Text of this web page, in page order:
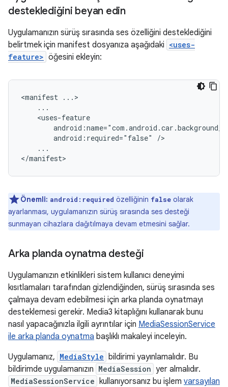
desteklediğini beyan edin
Uygulamanızın sürüş sırasında ses özelliğini desteklediğini
belirtmek için manifest dosyanıza aşağıdaki <uses-
feature> öğesini ekleyin:
<manifest
android:required="false"
...
Önemli: android:required özelliğinin false olarak
ayarlanması, uygulamanızın sürüş sırasında ses desteği
sunmayan cihazlara dağıtılmaya devam etmesini sağlar.
Arka planda oynatma desteği
Uygulamanızın etkinlikleri sistem kullanıcı deneyimi
kısıtlamaları tarafından gizlendiğinden, sürüş sırasında ses
çalmaya devam edebilmesi için arka planda oynatmayı
desteklemesi gerekir. Media3 kitaplığını kullanarak bunu
nasıl yapacağınızla ilgili ayrıntılar için MediaSessionService
ile arka planda oynatma başlıklı makaleyi inceleyin.
Uygulamanız, MediaStyle bildirimi yayınlamalıdır. Bu
bildirimde uygulamanızın MediaSession yer almalıdır.
MediaSessionService kullanıyorsanız bu işlem varsayılan